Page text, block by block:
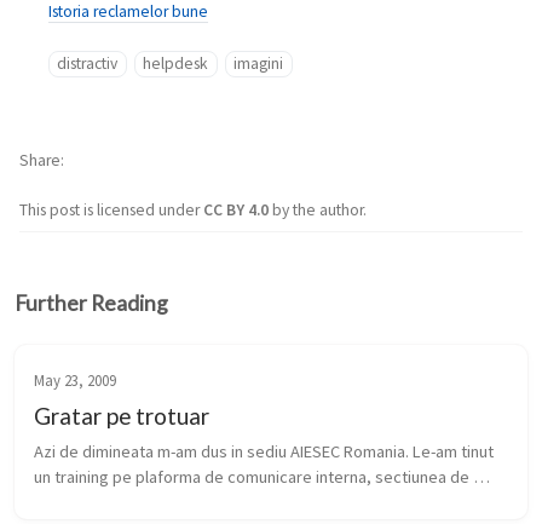
Istoria reclamelor bune
distractiv helpdesk imagini
This post is licensed underCC BY 4.0by the author.
Share
Further Reading
May 23, 2009
Gratar pe trotuar
Azi de dimineata m-am dus in sediu AIESEC Romania. Le-am tinut
un training pe plaforma de comunicare interna, sectiunea de